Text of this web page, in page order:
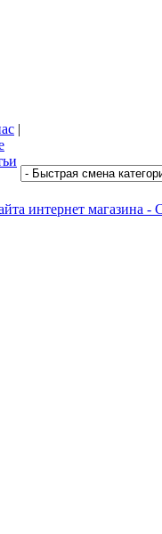
|
интернет магазина -